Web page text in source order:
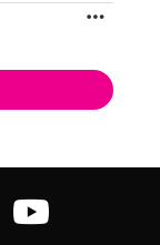
youtube